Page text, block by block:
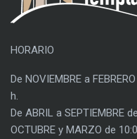
HORARIO
De NOVIEMBRE a
h.
De ABRIL a SEPTIEMBRE
OCTUBRE y MARZO de